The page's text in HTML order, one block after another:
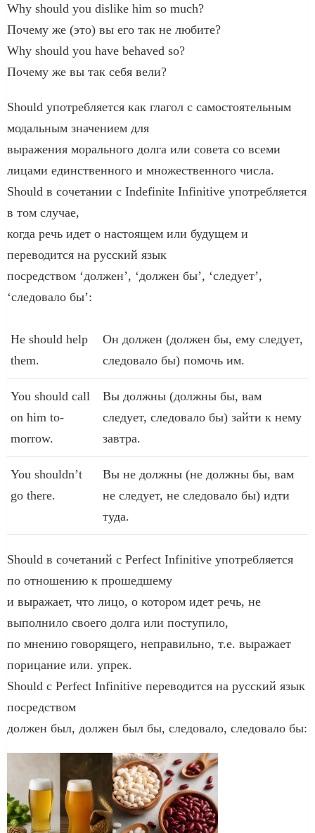
Why should you dislike him so much?
Почему же (это) вы его так не любите?
Why should you have behaved so?
Почему же вы так себя вели?
Should употребляется как глагол с самостоятельным
модальным значением для
выражения морального долга или совета со всеми
лицами единственного и множественного числа.
Should в сочетании с Indefinite Infinitive употребляется
в том случае,
когда речь идет о настоящем или будущем и
переводится на русский язык
посредством ‘должен’, ‘должен бы’, ‘следует’,
‘следовало бы’:
Не should help
them.
Он должен (должен бы, ему следует,
следовало бы) помочь им.
You should call
on him to-
morrow.
Вы должны (должны бы, вам
следует, следовало бы) зайти к нему
завтра.
You shouldn’t
go there.
Вы не должны (не должны бы, вам
не следует, не следовало бы) идти
туда.
Should в сочетаний с Perfect Infinitive употребляется
по отношению к прошедшему
и выражает, что лицо, о котором идет речь, не
выполнило своего долга или поступило,
по мнению говорящего, неправильно, т.е. выражает
порицание или. упрек.
Should с Perfect Infinitive переводится на русский язык
посредством
должен был, должен был бы, следовало, следовало бы: